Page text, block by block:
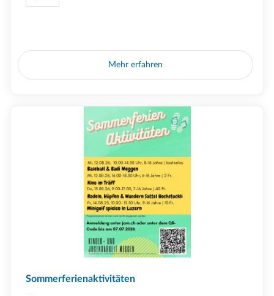
Mehr erfahren
Sommerferienaktivitäten